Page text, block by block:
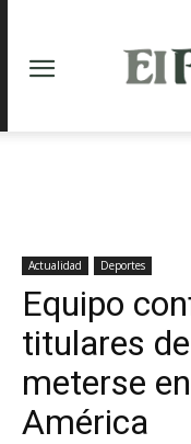
Actualidad Deportes
Equipo
titulares
meterse
América